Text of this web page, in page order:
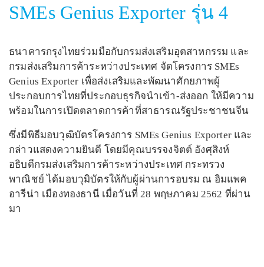
FOLLOW US Krungthai SME​
SMEs Genius Exporter รุ่น 4
ธนาคารกรุงไทยร่วมมือกับกรมส่งเสริมอุตสาหกรรม และ
กรมส่งเสริมการค้าระหว่างประเทศ จัดโครงการ SMEs
Genius Exporter เพื่อส่งเสริมและพัฒนาศักยภาพผู้
ประกอบการไทยที่ประกอบธุรกิจนำเข้า-ส่งออก ให้มีความ
พร้อมในการเปิดตลาดการค้าที่สาธารณรัฐประชาชนจีน
ซึ่งมีพิธีมอบวุฒิบัตรโครงการ SMEs Genius Exporter และ
กล่าวแสดงความยินดี โดยมีคุณบรรจงจิตต์ อังศุสิงห์
อธิบดีกรมส่งเสริมการค้าระหว่างประเทศ กระทรวง
พาณิชย์ ได้มอบวุมิบัตรให้กับผู้ผ่านการอบรม ณ อิมแพค
อารีน่า เมืองทองธานี เมื่อวันที่ 28 พฤษภาคม 2562 ที่ผ่าน
มา